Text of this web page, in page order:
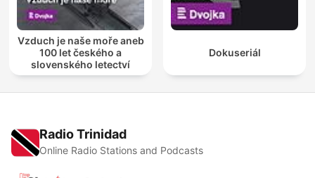
Vzduch je naše moře aneb
100 let českého a
slovenského letectví
Dokuseriál
Radio Trinidad
Online Radio Stations and Podcasts